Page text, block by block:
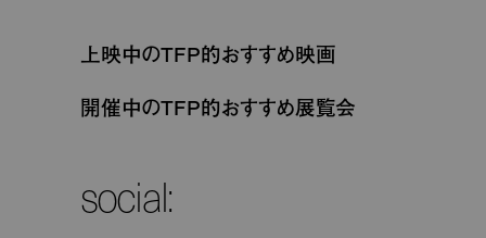
上映中のTFP的おすすめ映画
開催中のTFP的おすすめ展覧会
social: